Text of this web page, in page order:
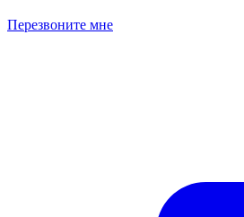
Перезвоните мне